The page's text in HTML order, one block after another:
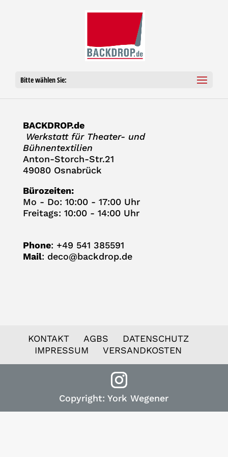
Bitte wählen Sie:
BACKDROP.de
Werk­statt für Thea­ter- und
Bühnentextilien
Anton-Storch-Str.21
49080 Osnabrück
Büro­zei­ten:
Mo - Do: 10:00 - 17:00 Uhr
Frei­tags: 10:00 - 14:00 Uhr
Phone: +49 541 385591
Mail: deco@backdrop.de
KON­TAKT AGBS
DATEN­SCHUTZ
IMPRES­SUM
VER­SAND­KOS­TEN
Copyright: York Wegener